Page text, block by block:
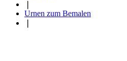
Urnen zum Bemalen